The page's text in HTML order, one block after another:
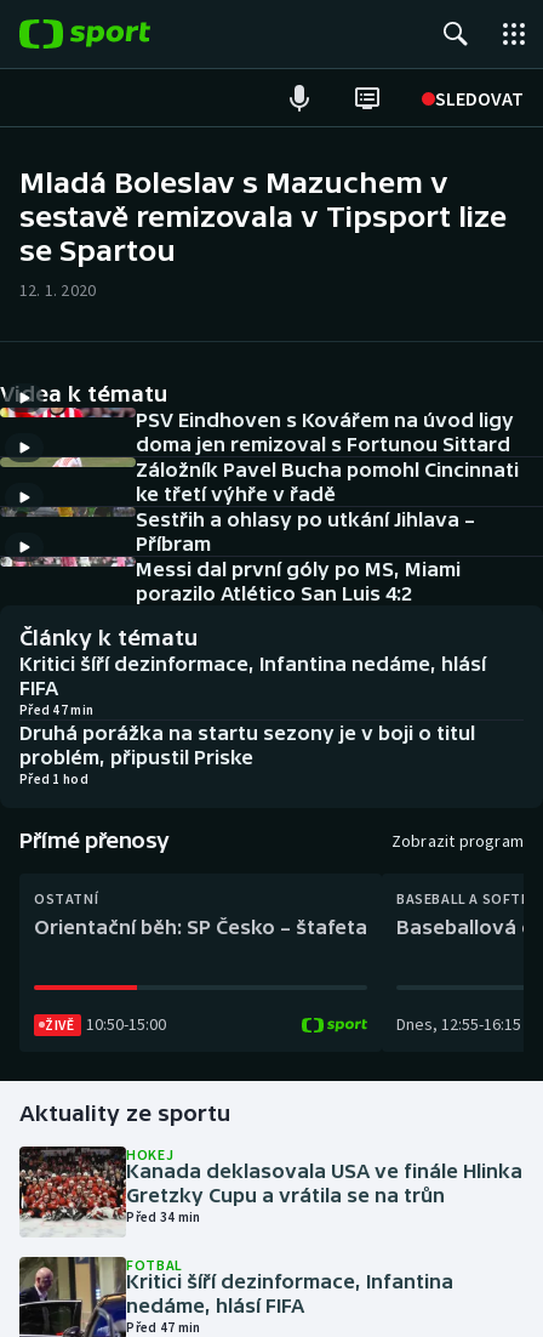
SLEDOVAT
Hokej
Tenis
Cyklistika
DALŠÍ SPORTY
Americký fotbal
Baseball a softbal
Biatlon
Boby a skeleton
Curling
Dostihy
Futsal
Golf
Gymnastika
Házená
Jezdectví
Judo
NEPŘEHLÉDNĚTE
Soutěže
Aplikace ČT sport
AZ kvíz
Mladá Boleslav s Mazuchem v
sestavě remizovala v Tipsport lize
se Spartou
12. 1. 2020
Videa k tématu
PSV Eindhoven s Kovářem na úvod ligy
doma jen remizoval s Fortunou Sittard
Záložník Pavel Bucha pomohl Cincinnati
ke třetí výhře v řadě
Sestřih a ohlasy po utkání Jihlava –
Příbram
Messi dal první góly po MS, Miami
porazilo Atlético San Luis 4:2
Články k tématu
Kritici šíří dezinformace, Infantina nedáme, hlásí
FIFA
Před 47 min
Druhá porážka na startu sezony je v boji o titul
problém, připustil Priske
Před 1 hod
Přímé přenosy Zobrazit program
OSTATNÍ
Orientační běh: SP Česko – štafeta
ŽIVĚ 10:50-15:00
BASEBALL A
Baseballová
Dnes, 12:55-16:15
Aktuality ze sportu
HOKEJ
Kanada deklasovala USA ve finále Hlinka
Gretzky Cupu a vrátila se na trůn
Před 34 min
FOTBAL
Kritici šíří dezinformace, Infantina
nedáme, hlásí FIFA
Před 47 min